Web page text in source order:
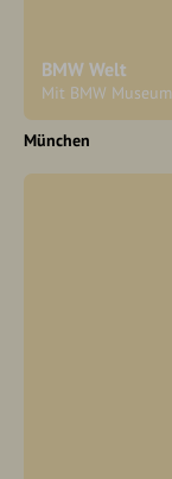
BMW Welt
Mit BMW Museum
München